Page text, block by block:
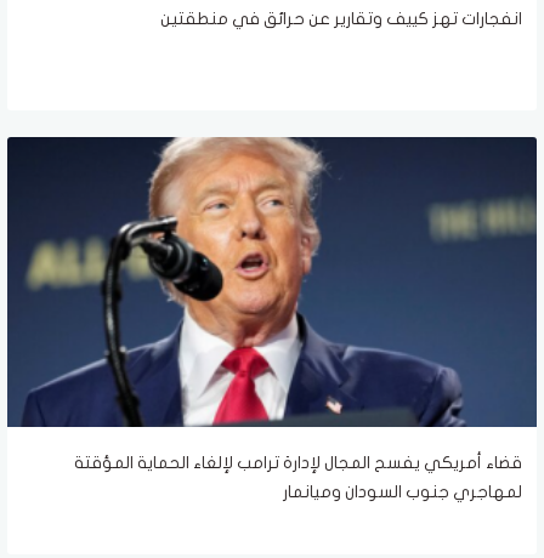
انفجارات تهز كييف وتقارير عن حرائق في منطقتين
قضاء أمريكي يفسح المجال لإدارة ترامب لإلغاء الحماية المؤقتة
لمهاجري جنوب السودان وميانمار